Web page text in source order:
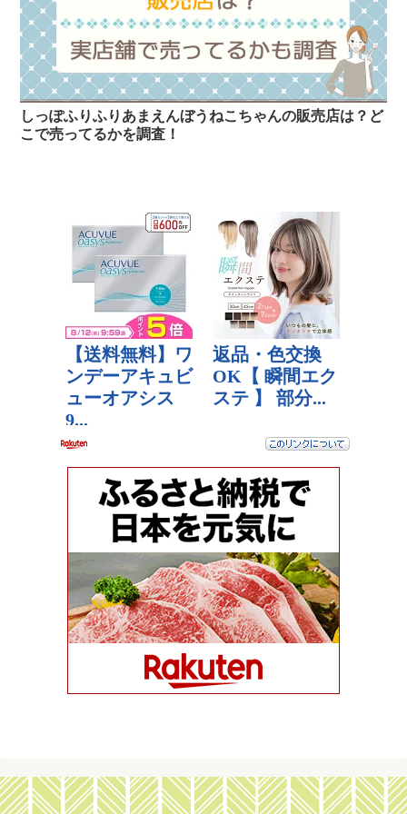
しっぽふりふりあまえんぼうねこちゃんの販売店は？ど
こで売ってるかを調査！